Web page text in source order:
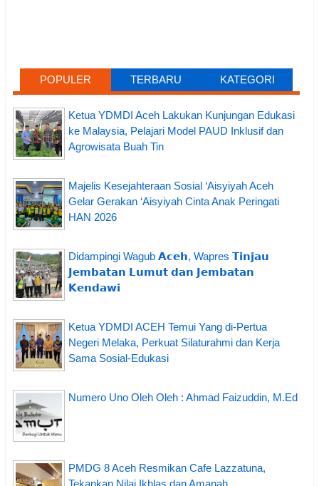
POPULER TERBARU KATEGORI
Ketua YDMDI Aceh Lakukan Kunjungan Edukasi
ke Malaysia, Pelajari Model PAUD Inklusif dan
Agrowisata Buah Tin
Majelis Kesejahteraan Sosial ‘Aisyiyah Aceh
Gelar Gerakan ‘Aisyiyah Cinta Anak Peringati
HAN 2026
Didampingi Wagub 𝗔𝗰𝗲𝗵, Wapres 𝗧𝗶𝗻𝗷𝗮𝘂
𝗝𝗲𝗺𝗯𝗮𝘁𝗮𝗻 𝗟𝘂𝗺𝘂𝘁 𝗱𝗮𝗻 𝗝𝗲𝗺𝗯𝗮𝘁𝗮𝗻
𝗞𝗲𝗻𝗱𝗮𝘄𝗶
Ketua YDMDI ACEH Temui Yang di-Pertua
Negeri Melaka, Perkuat Silaturahmi dan Kerja
Sama Sosial-Edukasi
Numero Uno Oleh Oleh : Ahmad Faizuddin, M.Ed
PMDG 8 Aceh Resmikan Cafe Lazzatuna,